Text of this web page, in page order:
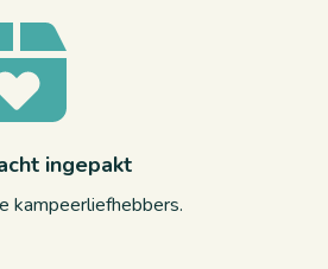
ingepakt
kampeerliefhebbers.